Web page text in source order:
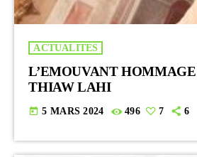
ACTUALITES
L’EMOUVANT
THIAW LAHI
today 5 MARS 2024 496 7 6